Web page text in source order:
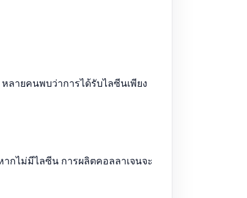
ลายคนพบว่าการได้รับไลซีนเพียง
กไม่มีไลซีน การผลิตคอลลาเจนจะ